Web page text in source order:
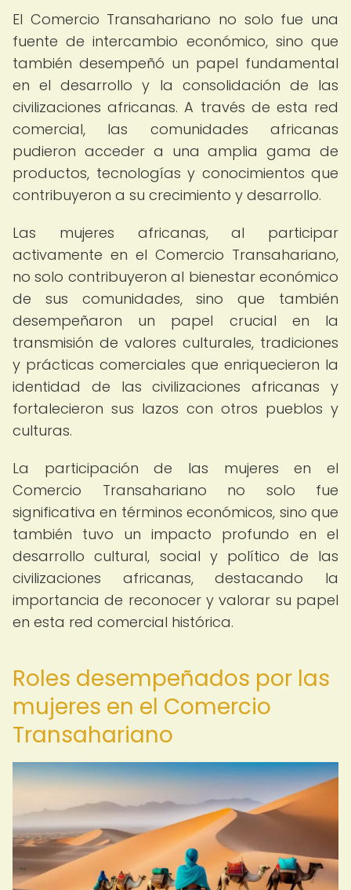
El Comercio Transahariano no solo fue una
fuente de intercambio económico, sino que
también desempeñó un papel fundamental
en el desarrollo y la consolidación de las
civilizaciones africanas. A través de esta red
comercial, las comunidades africanas
pudieron acceder a una amplia gama de
productos, tecnologías y conocimientos que
contribuyeron a su crecimiento y desarrollo.
Las mujeres africanas, al participar
activamente en el Comercio Transahariano,
no solo contribuyeron al bienestar económico
de sus comunidades, sino que también
desempeñaron un papel crucial en la
transmisión de valores culturales, tradiciones
y prácticas comerciales que enriquecieron la
identidad de las civilizaciones africanas y
fortalecieron sus lazos con otros pueblos y
culturas.
La participación de las mujeres en el
Comercio Transahariano no solo fue
significativa en términos económicos, sino que
también tuvo un impacto profundo en el
desarrollo cultural, social y político de las
civilizaciones africanas, destacando la
importancia de reconocer y valorar su papel
en esta red comercial histórica.
Roles desempeñados por las
mujeres en el Comercio
Transahariano